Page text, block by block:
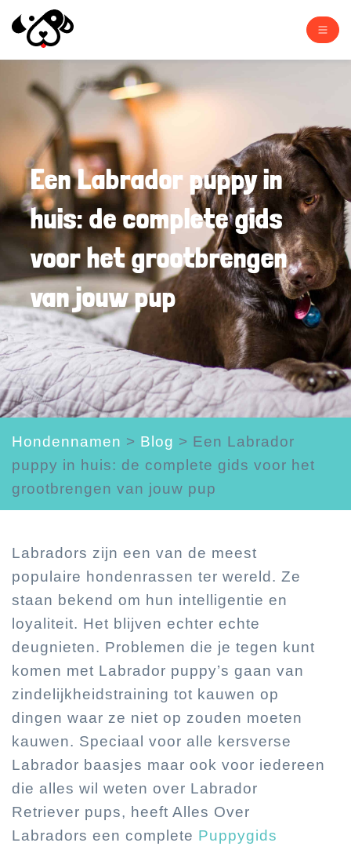
Een Labrador puppy in
huis: de complete gids
voor het grootbrengen
van jouw pup
Hondennamen > Blog > Een Labrador
puppy in huis: de complete gids voor het
grootbrengen van jouw pup
Labradors zijn een van de meest
populaire hondenrassen ter wereld. Ze
staan bekend om hun intelligentie en
loyaliteit. Het blijven echter echte
deugnieten. Problemen die je tegen kunt
komen met Labrador puppy’s gaan van
zindelijkheidstraining tot kauwen op
dingen waar ze niet op zouden moeten
kauwen. Speciaal voor alle kersverse
Labrador baasjes maar ook voor iedereen
die alles wil weten over Labrador
Retriever pups, heeft Alles Over
Labradors een complete Puppygids